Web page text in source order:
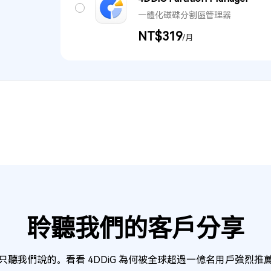
一體化磁碟分割區管理器
NT$319/月
聆聽我們的客戶分享
聽我們說的。看看 4DDiG 為何被全球超過一億名用戶強烈推